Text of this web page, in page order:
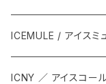
ICEMULE / アイスミ
ICNY ／ アイスコー